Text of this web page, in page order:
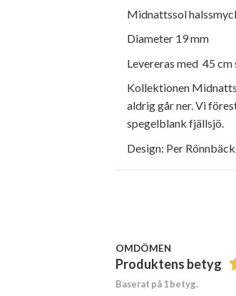
Midnattssol
Diameter 19 mm
Levereras med 45
Kollektionen
aldrig går ner. Vi
spegelblank fjällsjö.
Design: Per Rönnbäck
OMDÖMEN
Produktens betyg
Baserat på 1 betyg.